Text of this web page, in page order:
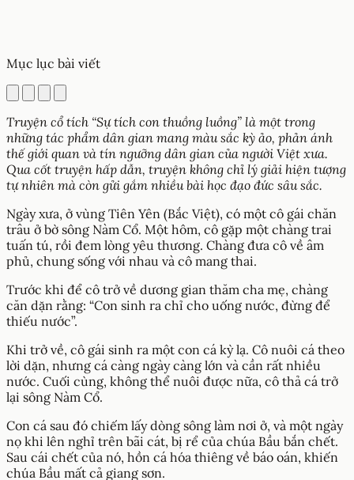
Mục lục bài viết
Truyện cổ tích “Sự tích con thuồng luồng” là một trong
những tác phẩm dân gian mang màu sắc kỳ ảo, phản ánh
thế giới quan và tín ngưỡng dân gian của người Việt xưa.
Qua cốt truyện hấp dẫn, truyện không chỉ lý giải hiện tượng
tự nhiên mà còn gửi gắm nhiều bài học đạo đức sâu sắc.
Ngày xưa, ở vùng Tiên Yên (Bắc Việt), có một cô gái chăn
trâu ở bờ sông Nàm Cổ. Một hôm, cô gặp một chàng trai
tuấn tú, rồi đem lòng yêu thương. Chàng đưa cô về âm
phủ, chung sống với nhau và cô mang thai.
Trước khi để cô trở về dương gian thăm cha mẹ, chàng
căn dặn rằng: “Con sinh ra chỉ cho uống nước, đừng để
thiếu nước”.
Khi trở về, cô gái sinh ra một con cá kỳ lạ. Cô nuôi cá theo
lời dặn, nhưng cá càng ngày càng lớn và cần rất nhiều
nước. Cuối cùng, không thể nuôi được nữa, cô thả cá trở
lại sông Nàm Cổ.
Con cá sau đó chiếm lấy dòng sông làm nơi ở, và một ngày
nọ khi lên nghỉ trên bãi cát, bị rể của chúa Bầu bắn chết.
Sau cái chết của nó, hồn cá hóa thiêng về báo oán, khiến
chúa Bầu mất cả giang sơn.